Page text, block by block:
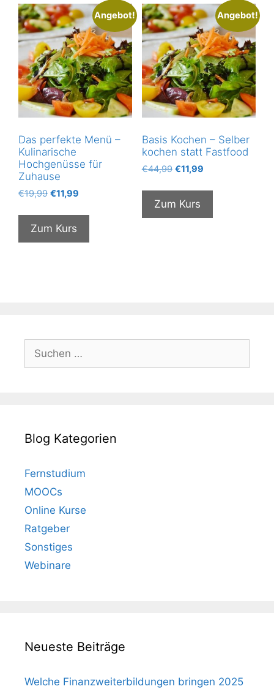
Angebot!
Das perfekte Menü –
Kulinarische
Hochgenüsse für
Zuhause
€19,99 Ursprünglicher
war:
€19,99
€11,99
ist:
Zum Kurs
Angebot!
Basis Kochen – Selber
kochen statt Fastfood
€44,99 Ursprünglicher
war:
€44,99
€11,99Aktueller
ist:
Zum Kurs
Suchen
nach:
Blog Kategorien
Fernstudium
MOOCs
Online Kurse
Ratgeber
Sonstiges
Webinare
Neueste Beiträge
Welche Finanzweiterbildungen bringen 2025